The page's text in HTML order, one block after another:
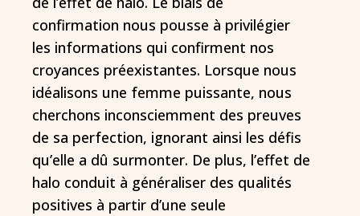
confirmation nous pousse à privilégier
les informations qui confirment nos
croyances préexistantes. Lorsque nous
idéalisons une femme puissante, nous
cherchons inconsciemment des preuves
de sa perfection, ignorant ainsi les défis
qu’elle a dû surmonter. De plus, l’effet de
halo conduit à généraliser des qualités
positives à partir d’une seule